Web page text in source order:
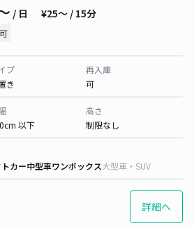
/ 日 ¥25〜 / 15分
プ
き
再入庫
可
以下
高さ
制限なし
カー中型車ワンボックス大型車・SUV
詳細へ